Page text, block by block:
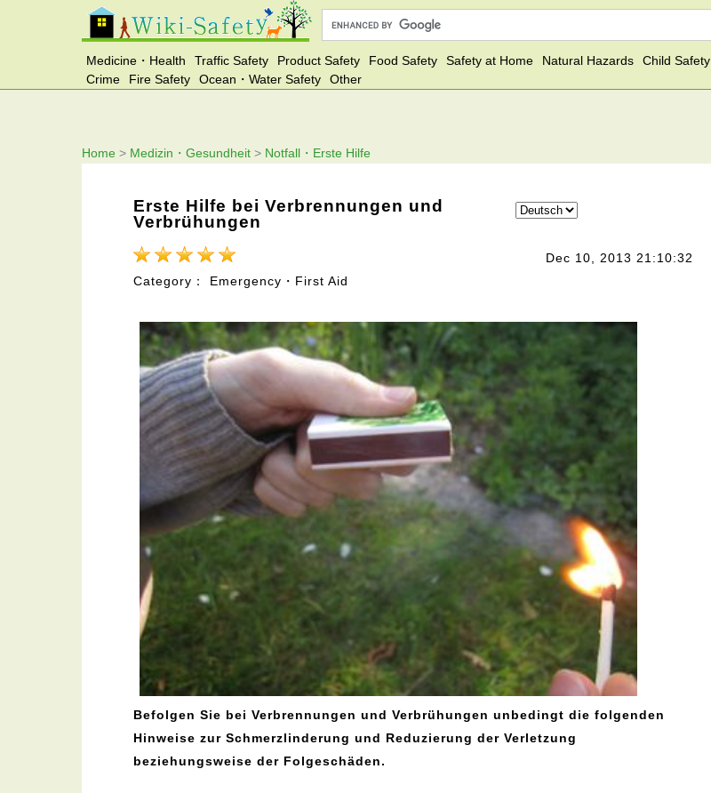
Medicine・Health Traffic Safety Product Safety Food Safety Safety at Home Natural Hazards Child Safety
Crime
Fire Safety Ocean・Water Safety Other
Home > Medizin・Gesundheit > Notfall・Erste Hilfe
Erste Hilfe bei Verbrennungen und
Verbrühungen
Dec 10, 2013 21:10:32
Category： Emergency・First Aid
Befolgen Sie bei Verbrennungen und Verbrühungen unbedingt die folgenden
Hinweise zur Schmerzlinderung und Reduzierung der Verletzung
beziehungsweise der Folgeschäden.